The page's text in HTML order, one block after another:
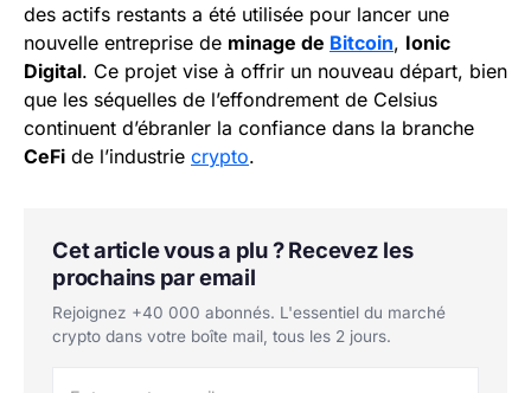
des actifs restants a été utilisée pour lancer une
nouvelle entreprise de minage de Bitcoin, Ionic
Digital. Ce projet vise à offrir un nouveau départ, bien
que les séquelles de l’effondrement de Celsius
continuent d’ébranler la confiance dans la branche
CeFi de l’industrie crypto.
Cet article vous a plu ? Recevez les
prochains par email
Rejoignez +40 000 abonnés. L'essentiel du marché
crypto dans votre boîte mail, tous les 2 jours.